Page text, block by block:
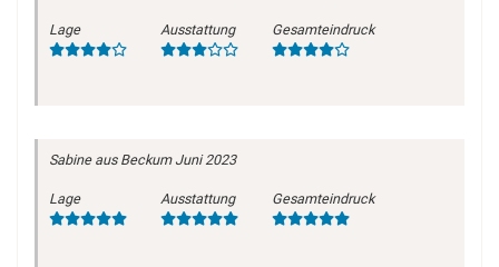
Lage Ausstattung Gesamteindruck
Sabineaus Beckum Juni 2023
Lage Ausstattung Gesamteindruck